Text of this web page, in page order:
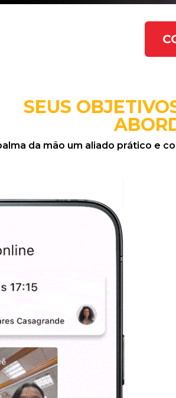
SEUS
da mão um aliado prático e